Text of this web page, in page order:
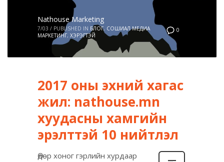
0
Nathouse Marketing
7/03 / PUBLISHED IN БЛОГ, СОШИАЛ МЕДИА
МАРКЕТИНГ, ХЭРЭГТЭЙ
2017 оны эхний хагас
жил: nathouse.mn
хуудасны хамгийн
эрэлттэй 10 нийтлэл
Өдөр хоног гэрлийн хурдаар